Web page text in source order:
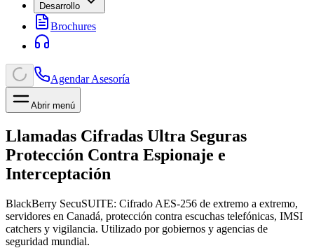
Desarrollo
Brochures
Agendar Asesoría
Abrir menú
Llamadas Cifradas Ultra Seguras
Protección Contra Espionaje e
Interceptación
BlackBerry SecuSUITE: Cifrado AES-256 de extremo a extremo,
servidores en Canadá, protección contra escuchas telefónicas, IMSI
catchers y vigilancia. Utilizado por gobiernos y agencias de
seguridad mundial.